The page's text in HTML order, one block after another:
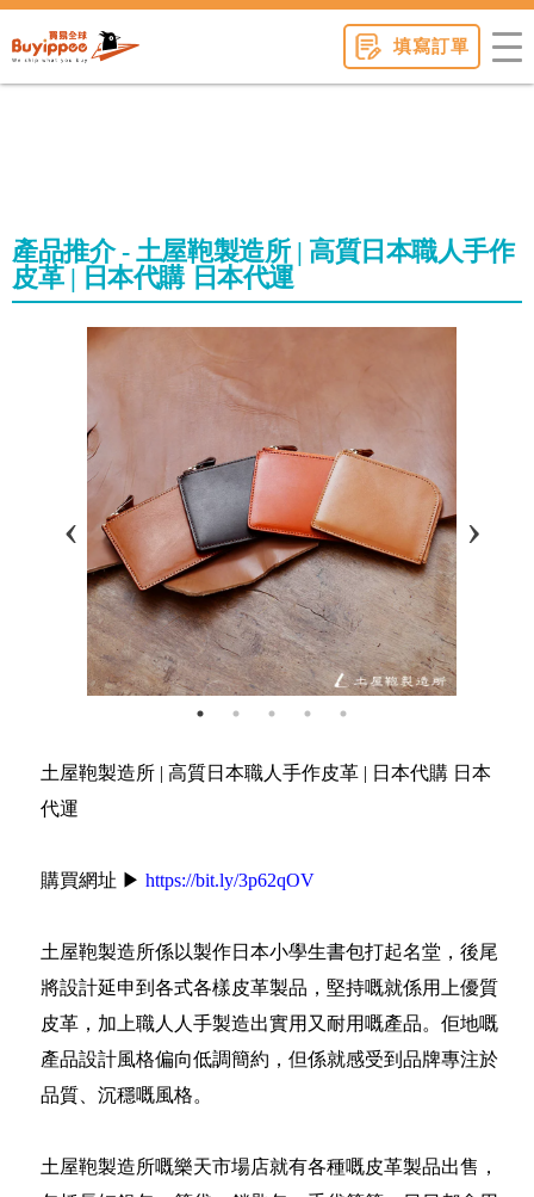
填寫訂單
產品推介 - 土屋鞄製造所 | 高質日本職人手作
皮革 | 日本代購 日本代運
土屋鞄製造所 | 高質日本職人手作皮革 | 日本代購 日本
代運
購買網址 ▶ https://bit.ly/3p62qOV
土屋鞄製造所係以製作日本小學生書包打起名堂，後尾
將設計延申到各式各樣皮革製品，堅持嘅就係用上優質
皮革，加上職人人手製造出實用又耐用嘅產品。佢地嘅
產品設計風格偏向低調簡約，但係就感受到品牌專注於
品質、沉穩嘅風格。
土屋鞄製造所嘅樂天市場店就有各種嘅皮革製品出售，